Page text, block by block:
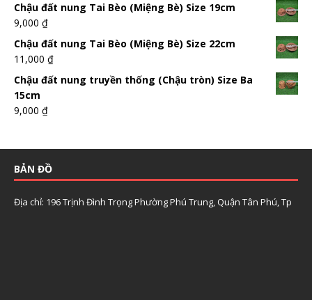
Chậu đất nung Tai Bèo (Miệng Bè) Size 19cm
9,000 ₫
Chậu đất nung Tai Bèo (Miệng Bè) Size 22cm
11,000 ₫
Chậu đất nung truyền thống (Chậu tròn) Size Ba
15cm
9,000 ₫
BẢN ĐỒ
Địa chỉ: 196 Trịnh Đình Trọng Phường Phú Trung, Quận Tân Phú, Tp